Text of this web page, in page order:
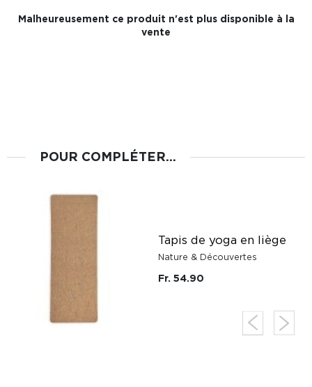
Malheureusement ce produit n'est plus disponible à la
vente
POUR COMPLÉTER...
Tapis de yoga en liège
Nature & Découvertes
Fr. 54.90